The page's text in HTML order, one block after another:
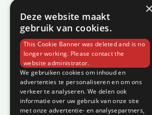
Informatie
Over C-Vin
Contact
Klantenservice
Garantie en klachten
Betaalmethodes
×
Deze website maakt
gebruik van cookies.
This Cookie Banner was deleted and is no
longer working. Please contact the
website administrator.
We gebruiken cookies om inhoud en
advertenties te personaliseren en om ons
verkeer te analyseren. We delen ook
informatie over uw gebruik van onze site
met onze advertentie- en analysepartners,